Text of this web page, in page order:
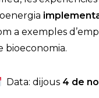
a exemples
bioeconomia.
Data: dijous 4 de